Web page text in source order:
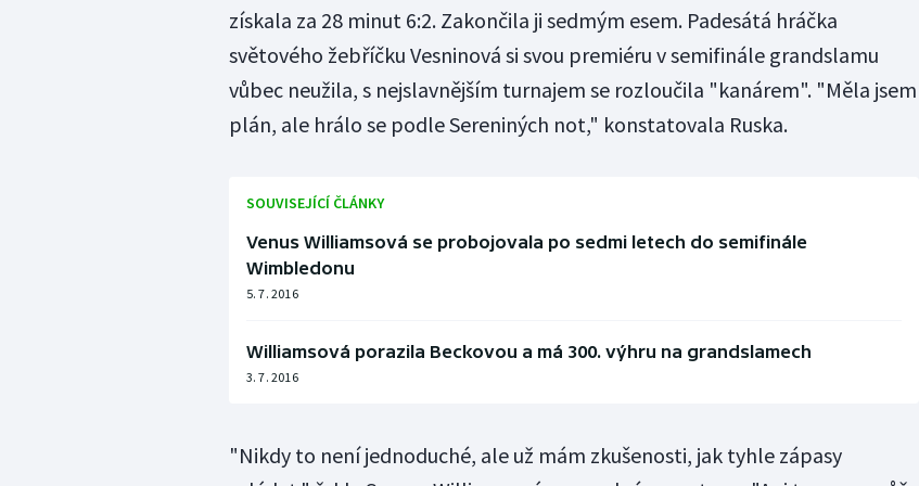
získala za 28 minut 6:2. Zakončila ji sedmým esem. Padesátá hráčka
světového žebříčku Vesninová si svou premiéru v semifinále grandslamu
vůbec neužila, s nejslavnějším turnajem se rozloučila "kanárem". "Měla jsem
plán, ale hrálo se podle Sereniných not," konstatovala Ruska.
SOUVISEJÍCÍ ČLÁNKY
Venus Williamsová se probojovala po sedmi letech do semifinále
Wimbledonu
5. 7. 2016
Williamsová porazila Beckovou a má 300. výhru na grandslamech
3. 7. 2016
"Nikdy to není jednoduché, ale už mám zkušenosti, jak tyhle zápasy